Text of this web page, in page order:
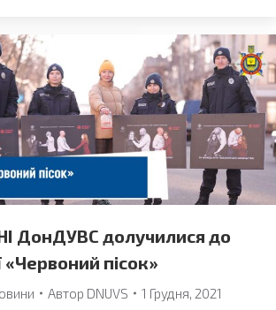
ДонДУВС долучилися до
«Червоний пісок»
Автор DNUVS 1 Грудня, 2021